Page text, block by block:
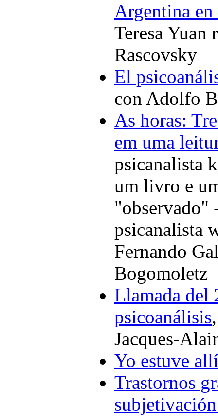
Argentina
Teresa Yuan
Rascovsky
El
con Adolfo
As horas:
em uma
psicanalista
um livro e
"observado"
psicanalista
Fernando
Bogomoletz
Llamada del
psicoanálisis
Jacques-
Yo estuve allí
Trastornos